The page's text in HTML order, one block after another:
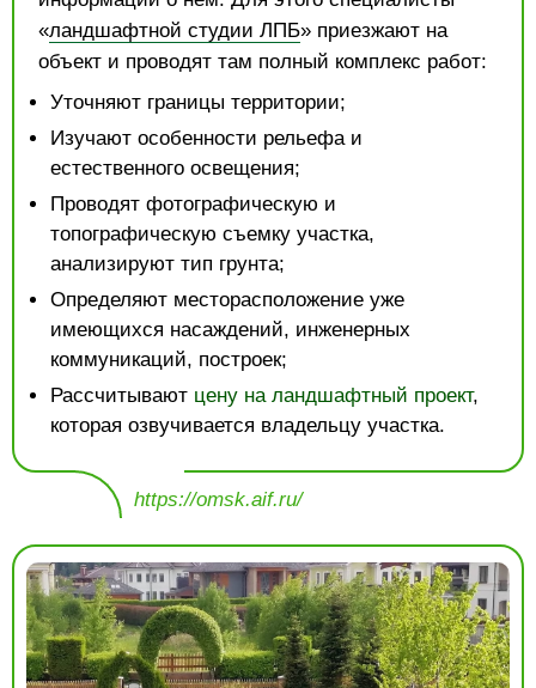
«ландшафтной студии ЛПБ» приезжают на
объект и проводят там полный комплекс работ:
Уточняют границы территории;
Изучают особенности рельефа и
естественного освещения;
Проводят фотографическую и
топографическую съемку участка,
анализируют тип грунта;
Определяют месторасположение уже
имеющихся насаждений, инженерных
коммуникаций, построек;
Рассчитывают цену на ландшафтный проект,
которая озвучивается владельцу участка.
https://omsk.aif.ru/